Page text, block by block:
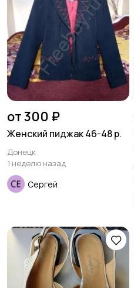
от 300 ₽
Женский пиджак 46-48 р.
Донецк
1 неделю назад
Сергей